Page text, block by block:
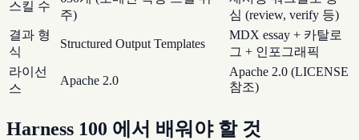
스킬 수
주)
심 (review, verify 등)
결과 형
식
Structured Output Templates
MDX essay + 카탈로
그 + 인포그래픽
라이선
스
Apache 2.0
Apache 2.0 (LICENSE
참조)
Harness 100 에서 배워야 할 것